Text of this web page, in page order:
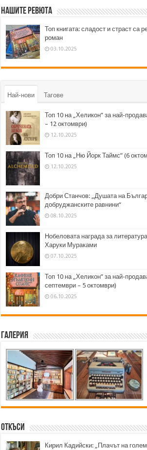
Нашите ревюта
Топ книгата: сладост и страст са
роман
03.10.2025
Най-нови Тагове
Топ 10 на „Хеликон” за най-
– 12 октомври)
12.10.2025
Топ 10 на „Ню Йорк Таймс” (6
12.10.2025
Добри Станчов: „Душата на
добруджанските равнини“
08.10.2025
Нобеловата награда за
Харуки Мураками
07.10.2025
Топ 10 на „Хеликон” за най-
септември – 5 октомври)
06.10.2025
Галерия
Откъси
Кирил Кадийски: „Плачът на